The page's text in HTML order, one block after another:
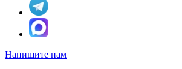
Напишите нам